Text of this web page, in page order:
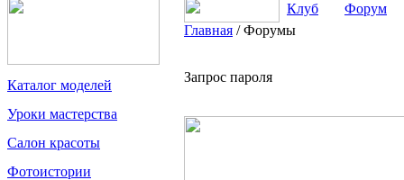
Каталог моделей
Уроки мастерства
Салон красоты
Фотоистории
Клуб
Форум
Главная /Форумы
Запрос пароля